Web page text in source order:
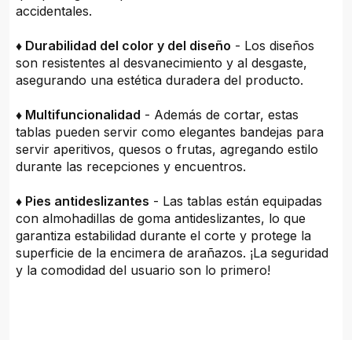
accidentales.
♦ Durabilidad del color y del diseño - Los diseños
son resistentes al desvanecimiento y al desgaste,
asegurando una estética duradera del producto.
♦ Multifuncionalidad - Además de cortar, estas
tablas pueden servir como elegantes bandejas para
servir aperitivos, quesos o frutas, agregando estilo
durante las recepciones y encuentros.
♦ Pies antideslizantes - Las tablas están equipadas
con almohadillas de goma antideslizantes, lo que
garantiza estabilidad durante el corte y protege la
superficie de la encimera de arañazos. ¡La seguridad
y la comodidad del usuario son lo primero!